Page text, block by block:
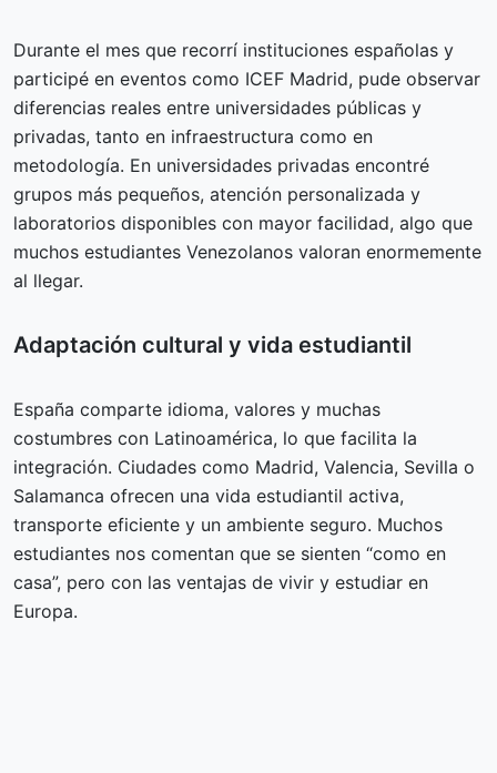
Durante el mes que recorrí instituciones españolas y
participé en eventos como ICEF Madrid, pude observar
diferencias reales entre universidades públicas y
privadas, tanto en infraestructura como en
metodología. En universidades privadas encontré
grupos más pequeños, atención personalizada y
laboratorios disponibles con mayor facilidad, algo que
muchos estudiantes Venezolanos valoran enormemente
al llegar.
Adaptación cultural y vida estudiantil
España comparte idioma, valores y muchas
costumbres con Latinoamérica, lo que facilita la
integración. Ciudades como Madrid, Valencia, Sevilla o
Salamanca ofrecen una vida estudiantil activa,
transporte eficiente y un ambiente seguro. Muchos
estudiantes nos comentan que se sienten “como en
casa”, pero con las ventajas de vivir y estudiar en
Europa.